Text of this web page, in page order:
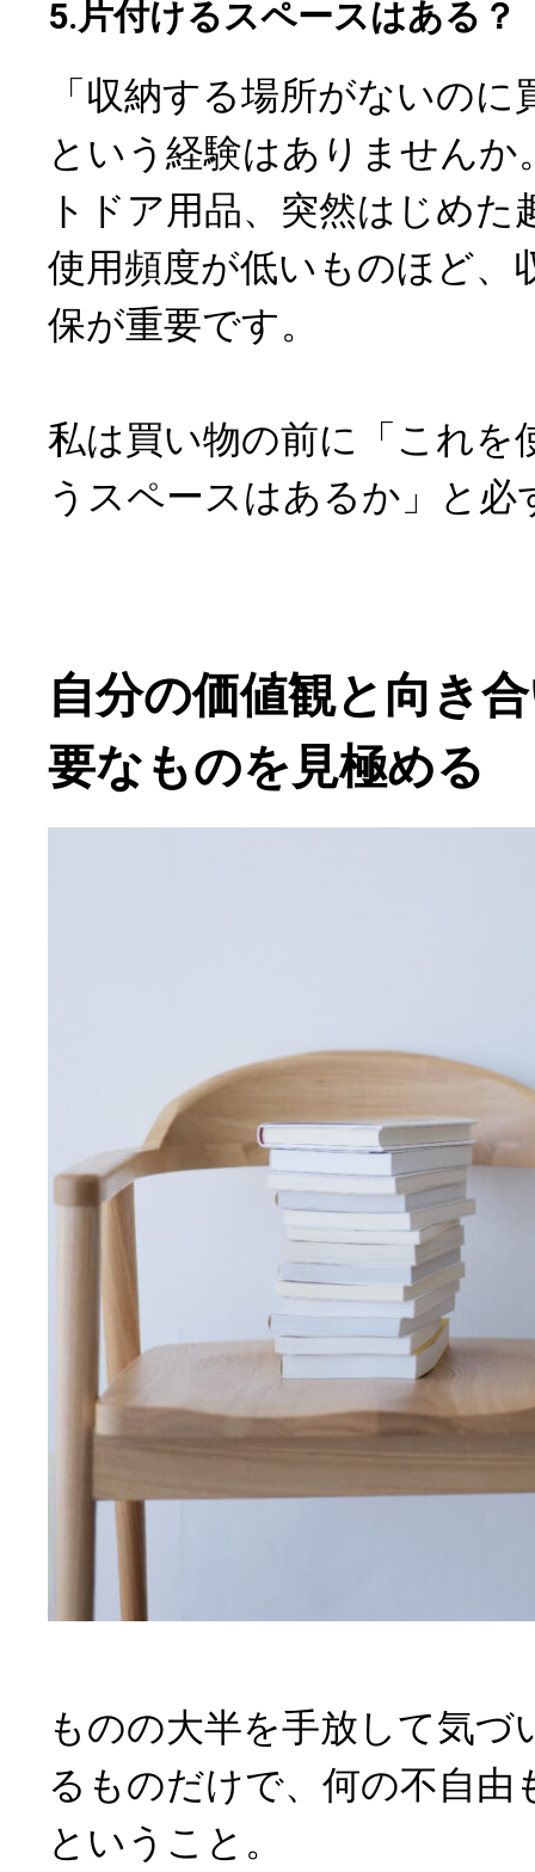
5.片付けるスペースはある？
「収納する場所がないの
という経験はありませんか
トドア用品、突然はじめた
使用頻度が低いものほど、
保が重要です。
私は買い物の前に「これを
うスペースはあるか」と
自分の価値観と向き
要なものを見極める
ものの大半を手放して気づ
るものだけで、何の不自由
ということ。